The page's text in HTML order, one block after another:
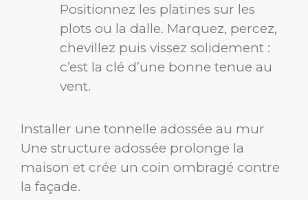
Positionnez les platines sur les
plots ou la dalle. Marquez, percez,
chevillez puis vissez solidement :
c’est la clé d’une bonne tenue au
vent.
Installer une tonnelle adossée au mur
Une structure adossée prolonge la
maison et crée un coin ombragé contre
la façade.